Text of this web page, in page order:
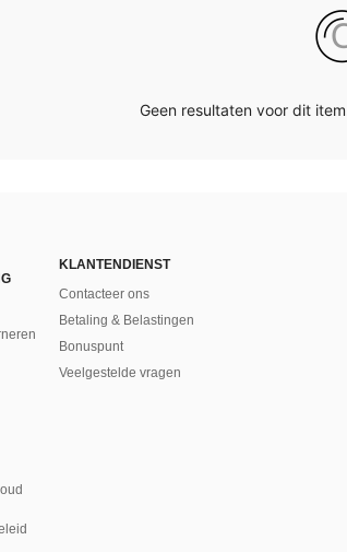
Geen resultaten voor dit
KLANTENDIENST
Contacteer ons
Betaling & Belastingen
Bonuspunt
Veelgestelde vragen